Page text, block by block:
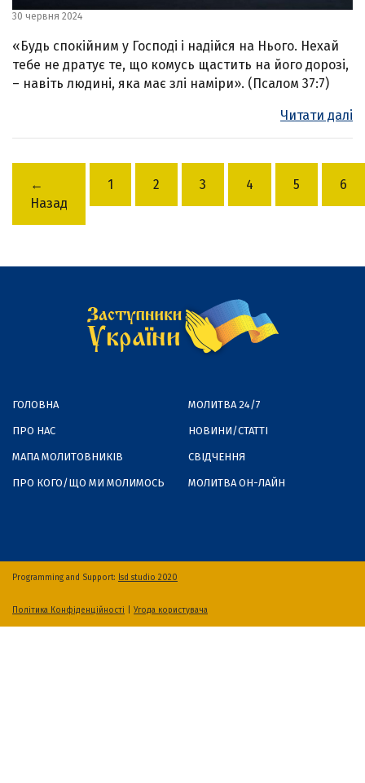
30 червня 2024
«Будь спокійним у Господі і надійся на Нього. Нехай
тебе не дратує те, що комусь щастить на його дорозі,
– навіть людині, яка має злі наміри». (Псалом 37:7)
Читати далі
←
Назад
1 2 3 4 5 6
ГОЛОВНА
ПРО НАС
МАПА МОЛИТОВНИКІВ
ПРО КОГО/ЩО МИ МОЛИМОСЬ
МОЛИТВА 24/7
НОВИНИ/СТАТТІ
СВІДЧЕННЯ
МОЛИТВА ОН-ЛАЙН
Programming and Support: lsd studio 2020
Політика Конфіденційності Угода користувача